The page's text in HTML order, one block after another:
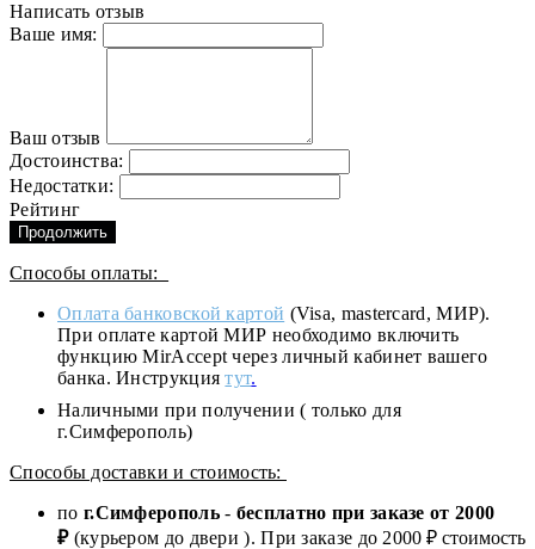
Написать отзыв
Ваше имя:
Ваш отзыв
Достоинства:
Недостатки:
Рейтинг
Продолжить
Способы оплаты:
Оплата банковской картой (Visa, mastercard, МИР).
При оплате картой МИР необходимо включить
функцию MirAccept через личный кабинет вашего
банка. Инструкциятут.
Наличными при получении ( только для
г.Симферополь)
Способы доставки и стоимость:
по г.Симферополь- бесплатно при заказе от 2000
₽(курьером до двери ). При заказе до 2000 ₽ стоимость